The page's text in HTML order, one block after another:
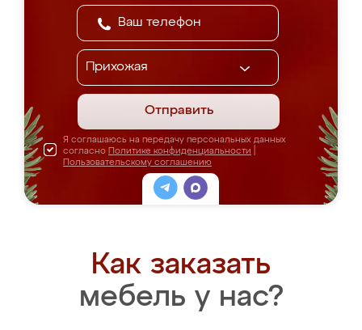
Отправить
Я соглашаюсь на передачу персональных данных
согласно Политике конфиденциальности
Пользовательскому соглашению
Как заказать
мебель у нас?